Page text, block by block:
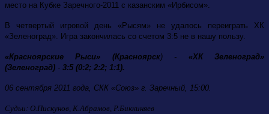
место на Кубке Заречного-2011 с казанским «Ирбисом».
В четвертый игровой день «Рысям» не удалось переиграть ХК
«Зеленоград». Игра закончилась со счетом 3:5 не в нашу пользу.
«Красноярские Рыси» (Красноярск) - «ХК Зеленоград»
(Зеленоград) - 3:5 (0:2; 2:2; 1:1).
06 сентября 2011 года, СКК «Союз» г. Заречный, 15:00.
Судьи: О.Пискунов, К.Абрамов, Р.Биккиняев